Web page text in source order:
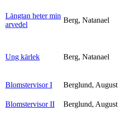
Längtan heter min
arvedel
Berg, Natanael
Ung kärlek Berg, Natanael
Blomstervisor I Berglund, August
Blomstervisor II
Berglund, August